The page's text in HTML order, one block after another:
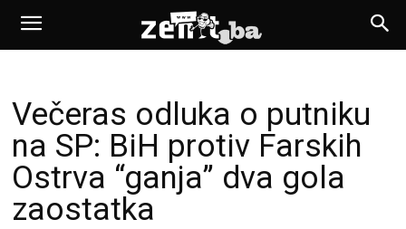
Večeras odluka o putniku
na SP: BiH protiv Farskih
Ostrva “ganja” dva gola
zaostatka